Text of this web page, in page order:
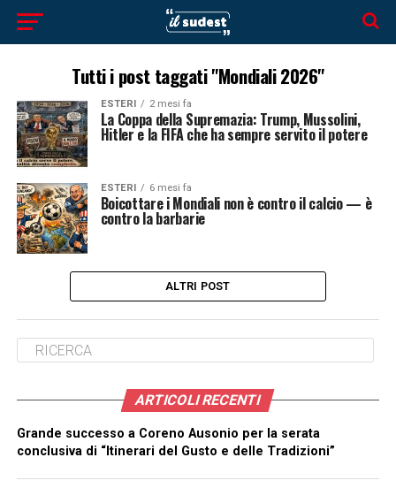
Tutti i post taggati "Mondiali 2026"
ESTERI 2 mesi fa
La Coppa della Supremazia: Trump, Mussolini,
Hitler e la FIFA che ha sempre servito il potere
ESTERI 6 mesi fa
Boicottare i Mondiali non è contro il calcio — è
contro la barbarie
ALTRI POST
ARTICOLI RECENTI
Grande successo a Coreno Ausonio per la serata
conclusiva di “Itinerari del Gusto e delle Tradizioni”